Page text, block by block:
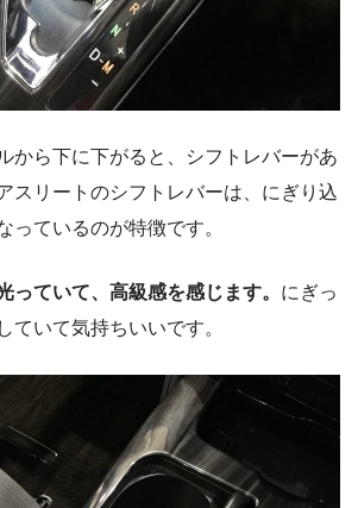
から下に下がると、シフトレバーがあ
スリートのシフトレバーは、にぎり込
っているのが特徴です。
っていて、高級感を感じます。 にぎっ
ていて気持ちいいです。